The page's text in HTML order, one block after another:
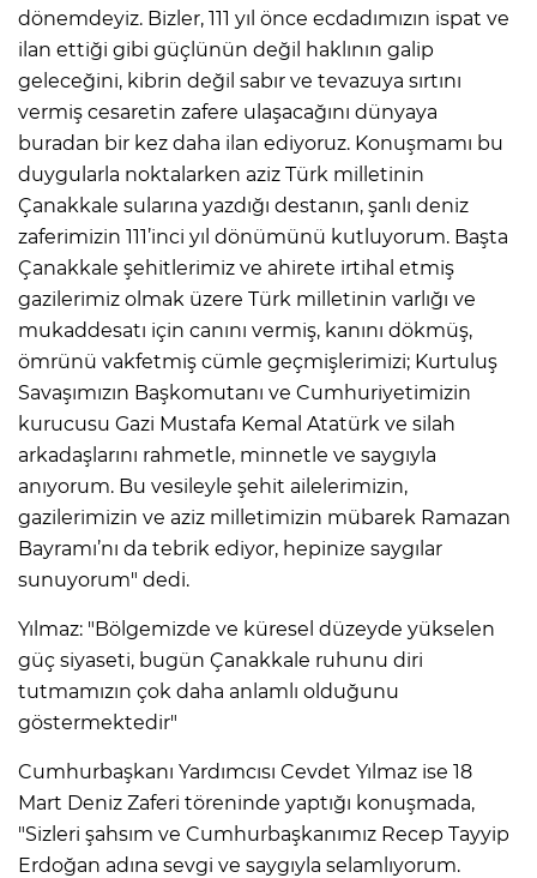
dönemdeyiz. Bizler, 111 yıl önce ecdadımızın ispat ve
ilan ettiği gibi güçlünün değil haklının galip
geleceğini, kibrin değil sabır ve tevazuya sırtını
vermiş cesaretin zafere ulaşacağını dünyaya
buradan bir kez daha ilan ediyoruz. Konuşmamı bu
duygularla noktalarken aziz Türk milletinin
Çanakkale sularına yazdığı destanın, şanlı deniz
zaferimizin 111’inci yıl dönümünü kutluyorum. Başta
Çanakkale şehitlerimiz ve ahirete irtihal etmiş
gazilerimiz olmak üzere Türk milletinin varlığı ve
mukaddesatı için canını vermiş, kanını dökmüş,
ömrünü vakfetmiş cümle geçmişlerimizi; Kurtuluş
Savaşımızın Başkomutanı ve Cumhuriyetimizin
kurucusu Gazi Mustafa Kemal Atatürk ve silah
arkadaşlarını rahmetle, minnetle ve saygıyla
anıyorum. Bu vesileyle şehit ailelerimizin,
gazilerimizin ve aziz milletimizin mübarek Ramazan
Bayramı’nı da tebrik ediyor, hepinize saygılar
sunuyorum" dedi.
Yılmaz: "Bölgemizde ve küresel düzeyde yükselen
güç siyaseti, bugün Çanakkale ruhunu diri
tutmamızın çok daha anlamlı olduğunu
göstermektedir"
Cumhurbaşkanı Yardımcısı Cevdet Yılmaz ise 18
Mart Deniz Zaferi töreninde yaptığı konuşmada,
"Sizleri şahsım ve Cumhurbaşkanımız Recep Tayyip
Erdoğan adına sevgi ve saygıyla selamlıyorum.